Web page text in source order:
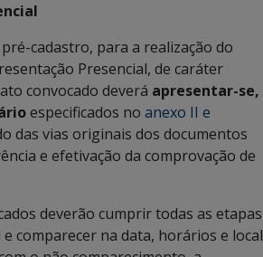
cadastro, para a realização do
Presencial, de caráter
convocado deverá apresentar-se,
especificados no anexo II e
das vias originais dos documentos
e efetivação da comprovação de
deverão cumprir todas as etapas
comparecer na data, horários e local